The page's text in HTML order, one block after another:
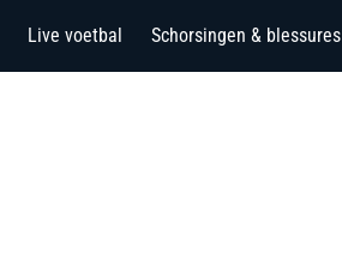
Live voetbal Schorsingen & blessures